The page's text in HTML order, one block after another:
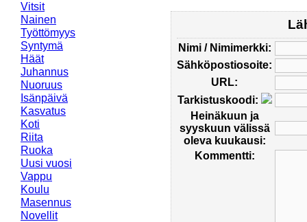
Vitsit
Nainen
Työttömyys
Syntymä
Häät
Juhannus
Nuoruus
Isänpäivä
Kasvatus
Koti
Riita
Ruoka
Uusi vuosi
Vappu
Koulu
Masennus
Novellit
Nimi / Nimimerkki:
Sähköpostiosoite:
URL:
Tarkistuskoodi:
Heinäkuun ja
syyskuun välissä
oleva kuukausi:
Kommentti: